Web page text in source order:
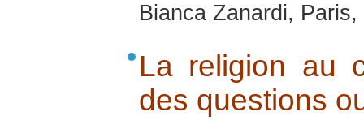
Bianca Zanardi,
La religion au
des questions